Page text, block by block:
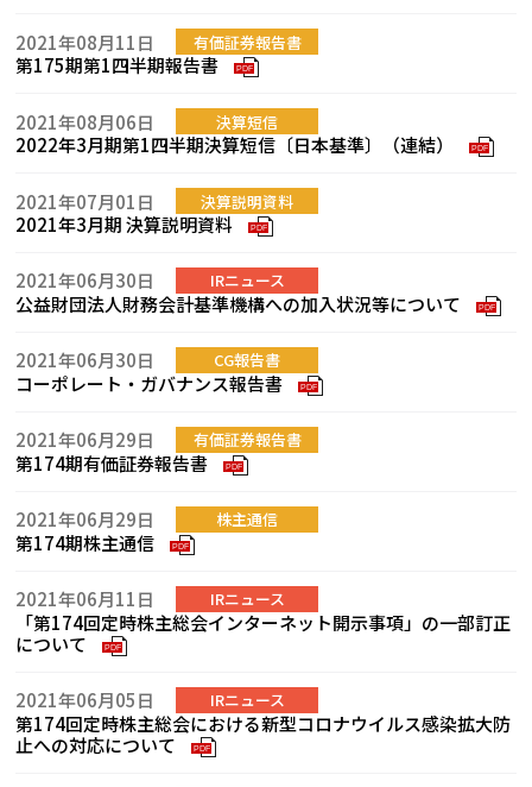
2021年08月11日 有価証券報告書
第175期第1四半期報告書 PDF
2021年08月06日 決算短信
2022年3月期第1四半期決算短信〔日本基準〕（連結） PDF
2021年07月01日 決算説明資料
2021年3月期 決算説明資料 PDF
2021年06月30日 IRニュース
公益財団法人財務会計基準機構への加入状況等について PDF
2021年06月30日 CG報告書
コーポレート・ガバナンス報告書 PDF
2021年06月29日 有価証券報告書
第174期有価証券報告書 PDF
2021年06月29日 株主通信
第174期株主通信 PDF
2021年06月11日 IRニュース
「第174回定時株主総会インターネット開示事項」の一部訂正
について
PDF
2021年06月05日 IRニュース
第174回定時株主総会における新型コロナウイルス感染拡大防
止への対応について
PDF